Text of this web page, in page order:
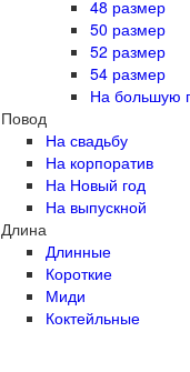
48 размер
50 размер
52 размер
54 размер
На большую
Повод
На свадьбу
На корпоратив
На Новый год
На выпускной
Длина
Длинные
Короткие
Миди
Коктейльные